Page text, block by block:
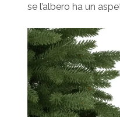
se l’albero ha un